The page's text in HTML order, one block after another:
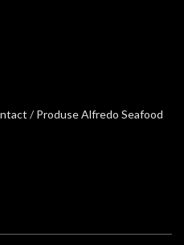
/ Produse Alfredo Seafood